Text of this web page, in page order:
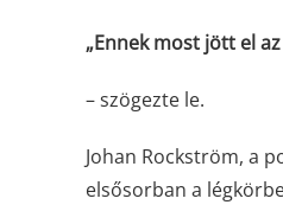
„Ennek most jött el
– szögezte le.
Johan Rockström, a
elsősorban a